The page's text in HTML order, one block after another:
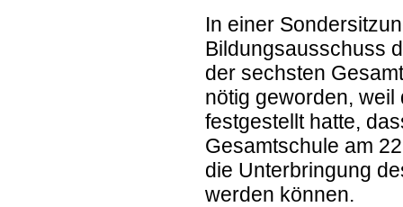
In einer
Bildungsausschuss
der sechsten
nötig geworden,
festgestellt hatte,
Gesamtschule am
die Unterbringung
werden können.